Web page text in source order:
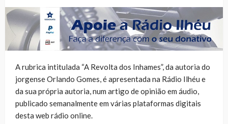
A rubrica intitulada “A Revolta dos Inhames”, da autoria do
jorgense Orlando Gomes, é apresentada na Rádio Ilhéu e
da sua própria autoria, num artigo de opinião em áudio,
publicado semanalmente em várias plataformas digitais
desta web rádio online.